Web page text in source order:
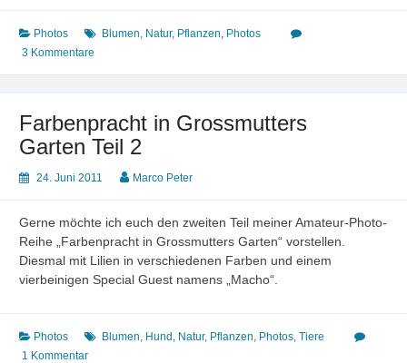
Photos Blumen, Natur, Pflanzen, Photos
3 Kommentare
Farbenpracht in Grossmutters
Garten Teil 2
24. Juni 2011 Marco Peter
Gerne möchte ich euch den zweiten Teil meiner Amateur-Photo-
Reihe „Farbenpracht in Grossmutters Garten“ vorstellen.
Diesmal mit Lilien in verschiedenen Farben und einem
vierbeinigen Special Guest namens „Macho“.
Photos Blumen, Hund , Natur, Pflanzen, Photos, Tiere
1 Kommentar